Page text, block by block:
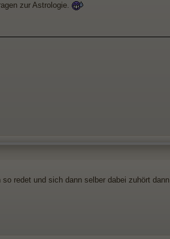
zur Astrologie.
redet und sich dann selber dabei zuhört dann